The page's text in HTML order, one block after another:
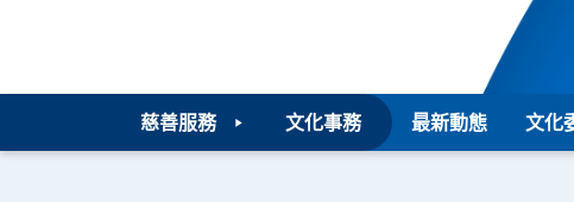
慈善服務 文化事務 最新動態 文化